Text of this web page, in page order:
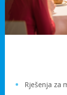
Rješenja za